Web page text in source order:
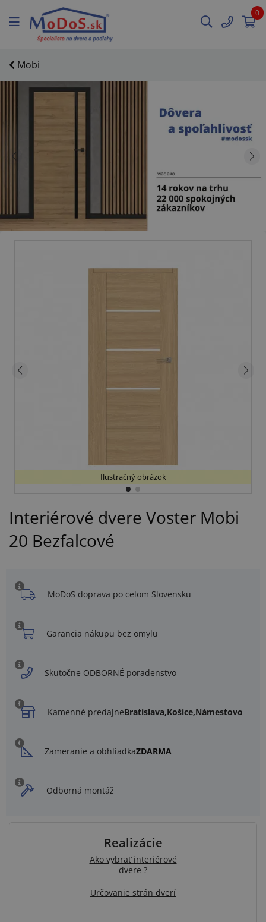
0
Mobi
Ilustračný obrázok
Interiérové dvere Voster Mobi
20 Bezfalcové
MoDoS doprava po celom Slovensku
Garancia nákupu bez omylu
Skutočne ODBORNÉ poradenstvo
Kamenné predajneBratislava,Košice,Námestovo
Zameranie a obhliadkaZDARMA
Odborná montáž
Realizácie
Ako vybrať interiérové
dvere ?
Určovanie strán dverí